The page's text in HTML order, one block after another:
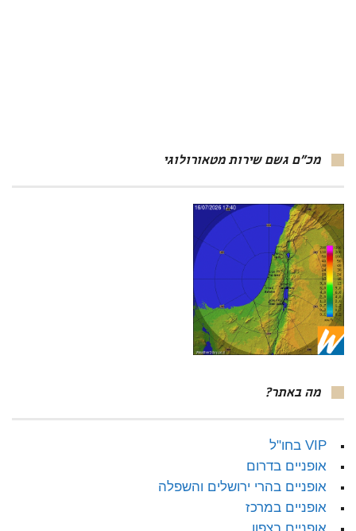
מכ"ם גשם שירות מטאורולוגי
מה באתר?
VIP בחו"ל
אופניים בדרום
אופניים בהרי ירושלים והשפלה
אופניים במרכז
אופניים בצפון